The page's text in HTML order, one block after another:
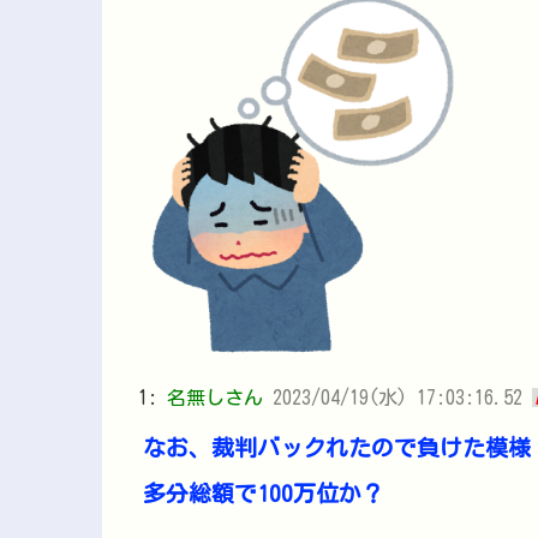
1: 名無しさん 2023/04/19(水) 17:03:16.52
なお、裁判バックれたので負けた模様
多分総額で100万位か？